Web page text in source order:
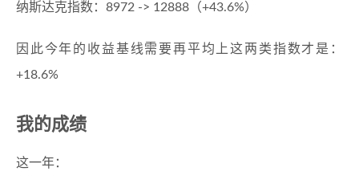
纳斯达克指数：8972 -> 12888（+43.6%）
因此今年的收益基线需要再平均上这两类指数才是：
+18.6%
我的成绩
这一年：